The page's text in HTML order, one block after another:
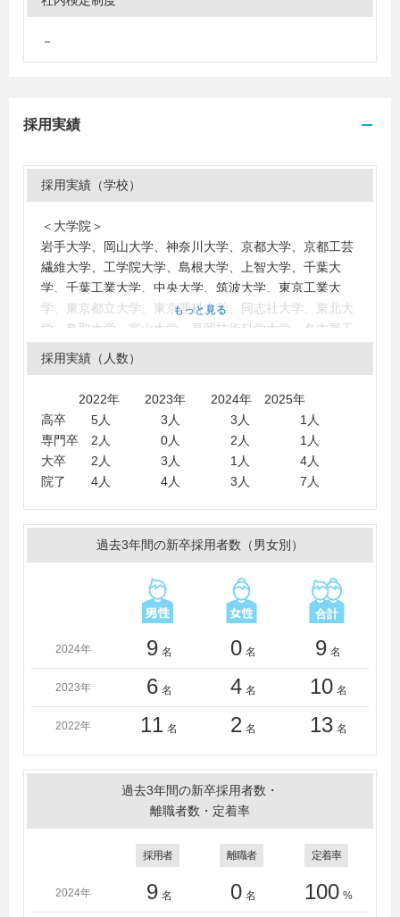
－
採用実績
採用実績（学校）
＜大学院＞
岩手大学、岡山大学、神奈川大学、京都大学、京都工芸
繊維大学、工学院大学、島根大学、上智大学、千葉大
学、千葉工業大学、中央大学、筑波大学、東京工業大
学、東京都立大学、東京理科大学、同志社大学、東北大
学、鳥取大学、富山大学、長岡技術科学大学、名古屋工
業大学、新潟大学、北陸先端科学技術大学院大学、北海
道大学、宮崎大学、明治大学、明治薬科大学、横浜国立
＜大学＞
青山学院大学、秋田大学、宇都宮大学、愛媛大学、学習
院大学、神奈川大学、群馬大学、工学院大学、高知工科
大学、駒澤大学、専修大学、千葉大学、千葉工業大学、
学、広島大学、福岡大学、法政大学、宮崎大学、明治大
＜短大・高専・専門学校＞
大阪バイオメディカル専門学校、湘央生命科学技術専門
学校、日本分析化学専門学校、日本工学院八王子専門学
もっと見る
採用実績（人数）
2022年 2023年 2024年 2025年
高卒 5人 3人 3人 1人
専門卒 2人 0人 2人 1人
大卒 2人 3人 1人 4人
院了 4人 4人 3人 7人
過去3年間の新卒採用者数（男女別）
2024年 9 名 0 名 9 名
2023年 6 名 4 名 10 名
2022年 11 名 2 名 13 名
過去3年間の新卒採用者数・
離職者数・定着率
採用者 離職者 定着率
2024年 9 名 0 名 100 %